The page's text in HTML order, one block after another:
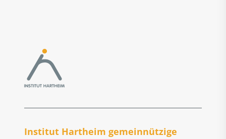
Institut Hartheim gemeinnützige